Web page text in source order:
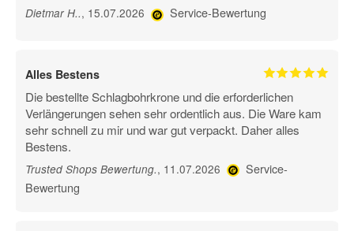
Dietmar H.., 15.07.2026 Service-Bewertung
Alles Bestens
Die bestellte Schlagbohrkrone und die erforderlichen
Verlängerungen sehen sehr ordentlich aus. Die Ware kam
sehr schnell zu mir und war gut verpackt. Daher alles
Bestens.
Trusted Shops Bewertung., 11.07.2026
Service-
Bewertung